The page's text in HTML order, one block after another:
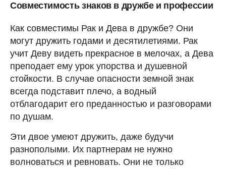
Совместимость знаков в дружбе и профессии
Как совместимы Рак и Дева в дружбе? Они
могут дружить годами и десятилетиями. Рак
учит Деву видеть прекрасное в мелочах, а Дева
преподает ему урок упорства и душевной
стойкости. В случае опасности земной знак
всегда подставит плечо, а водный
отблагодарит его преданностью и разговорами
по душам.
Эти двое умеют дружить, даже будучи
разнополыми. Их партнерам не нужно
волноваться и ревновать. Они не только